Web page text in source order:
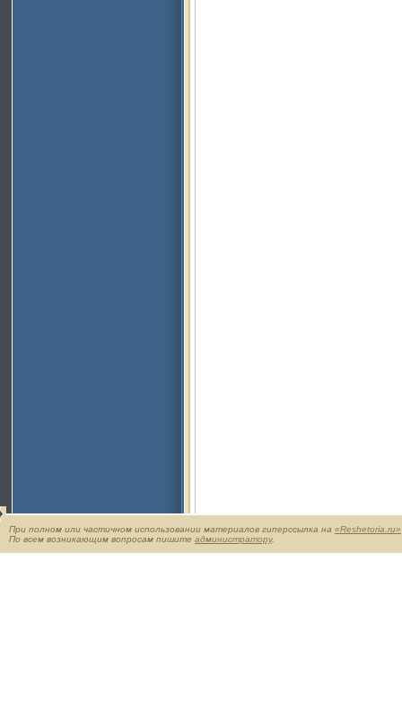
При полном или частичном использовании материалов гиперссылка на «Reshetoria.ru»
По всем возникающим вопросам пишите администратору.